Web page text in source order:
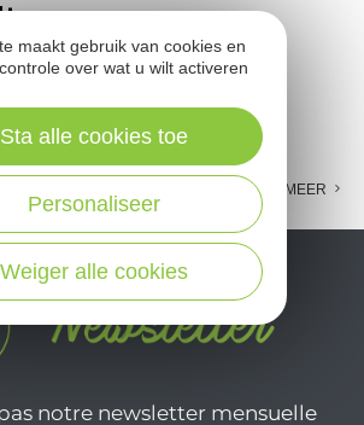
FACEBOOK MEER
notre newsletter mensuelle
maakt gebruik van cookies en
over wat u wilt activeren
Weiger alle cookies
Personaliseer
Sta alle cookies toe